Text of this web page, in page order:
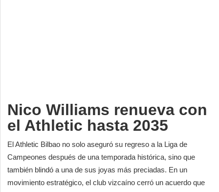
Nico Williams renueva con
el Athletic hasta 2035
El Athletic Bilbao no solo aseguró su regreso a la Liga de
Campeones después de una temporada histórica, sino que
también blindó a una de sus joyas más preciadas. En un
movimiento estratégico, el club vizcaíno cerró un acuerdo que